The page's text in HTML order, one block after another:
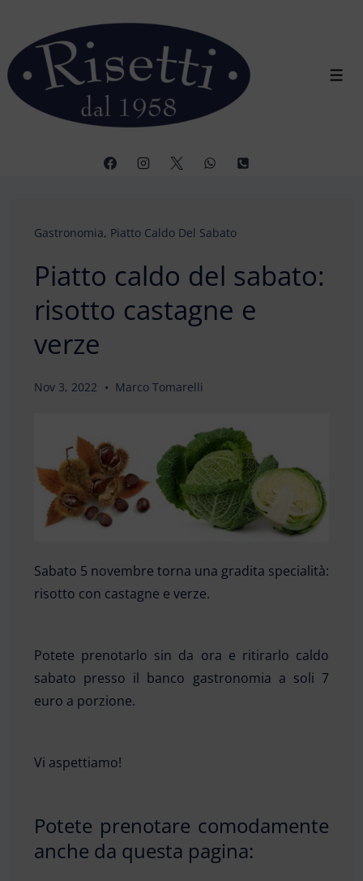
contenuto
principale
Gastronomia, Piatto Caldo Del Sabato
Piatto caldo del sabato:
risotto castagne e
verze
Nov 3, 2022 Marco Tomarelli
Sabato 5 novembre torna una gradita specialità:
risotto con castagne e verze.
Potete prenotarlo sin da ora e ritirarlo caldo
sabato presso il banco gastronomia a soli 7
euro a porzione.
Vi aspettiamo!
Potete prenotare comodamente
anche da questa pagina: